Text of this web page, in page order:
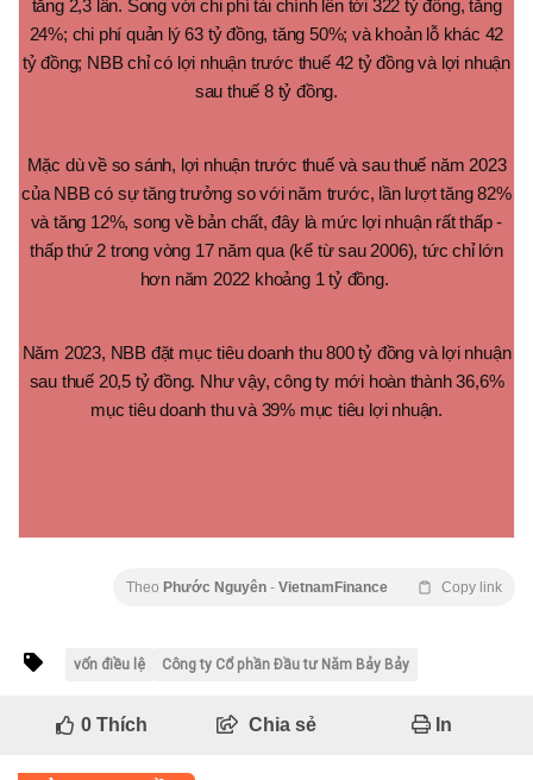
tăng 2,3 lần. Song với chi phí tài chính lên tới 322 tỷ đồng, tăng
24%; chi phí quản lý 63 tỷ đồng, tăng 50%; và khoản lỗ khác 42
tỷ đồng; NBB chỉ có lợi nhuận trước thuế 42 tỷ đồng và lợi nhuận
sau thuế 8 tỷ đồng.
Mặc dù về so sánh, lợi nhuận trước thuế và sau thuế năm 2023
của NBB có sự tăng trưởng so với năm trước, lần lượt tăng 82%
và tăng 12%, song về bản chất, đây là mức lợi nhuận rất thấp -
thấp thứ 2 trong vòng 17 năm qua (kể từ sau 2006), tức chỉ lớn
hơn năm 2022 khoảng 1 tỷ đồng.
Năm 2023, NBB đặt mục tiêu doanh thu 800 tỷ đồng và lợi nhuận
sau thuế 20,5 tỷ đồng. Như vậy, công ty mới hoàn thành 36,6%
mục tiêu doanh thu và 39% mục tiêu lợi nhuận.
Theo Phước Nguyên - VietnamFinance Copy link
vốn điều lệ Công ty Cổ phần Đầu tư Năm Bảy Bảy
0Thích Chia sẻ In